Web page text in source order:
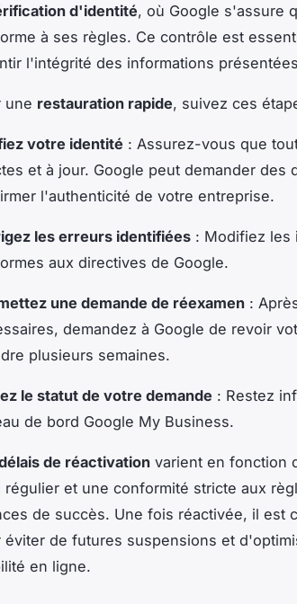
d'identité, où Google s'assure
à ses règles. Ce contrôle est
l'intégrité des informations
une restauration rapide, suivez ces
votre identité : Assurez-vous que
et à jour. Google peut demander des
l'authenticité de votre entreprise.
les erreurs identifiées : Modifiez les
aux directives de Google.
une demande de réexamen :
demandez à Google de revoir
plusieurs semaines.
le statut de votre demande : Restez
de bord Google My Business.
de réactivation varient en fonction
régulier et une conformité stricte aux
de succès. Une fois réactivée, il est
éviter de futures suspensions et
en ligne.